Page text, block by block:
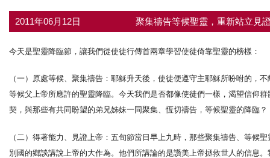
2011年06月12日 聚集禱告等候聖靈，重新站立見
今天是聖靈降臨節，讓我們從使徒行傳首兩章學習使徒倚靠聖靈的榜樣：
（一）原處等候、聚集禱告：耶穌升天後，使徒便遵守主耶穌所吩咐的，
等候父上帝所應許的聖靈降臨。今天我們是否都像使徒們一樣，渴望信仰
契，與那些有共同盼望的弟兄姊妹一同聚集、恆切禱告，等候聖靈的降臨？
（二）得著能力、見證上帝：五旬節當日早上九時，那些聚集禱告、等候
別國的鄉談講說上帝的大作為。他們所講論的是讚美上帝拯救世人的信息